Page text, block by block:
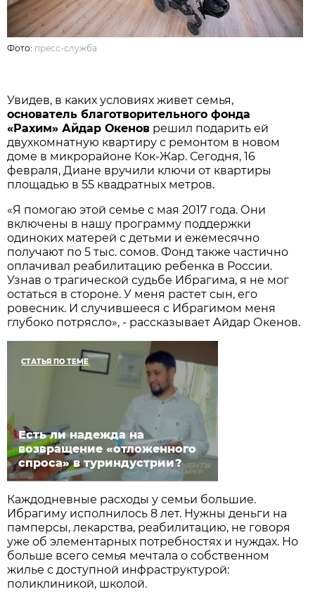
Фото: пресс-служба
Увидев, в каких условиях живет семья,
основатель благотворительного фонда
«Рахим» Айдар Окенов решил подарить ей
двухкомнатную квартиру с ремонтом в новом
доме в микрорайоне Кок-Жар. Сегодня, 16
февраля, Диане вручили ключи от квартиры
площадью в 55 квадратных метров.
«Я помогаю этой семье с мая 2017 года. Они
включены в нашу программу поддержки
одиноких матерей с детьми и ежемесячно
получают по 5 тыс. сомов. Фонд также частично
оплачивал реабилитацию ребенка в России.
Узнав о трагической судьбе Ибрагима, я не мог
остаться в стороне. У меня растет сын, его
ровесник. И случившееся с Ибрагимом меня
глубоко потрясло», - рассказывает Айдар Окенов.
СТАТЬЯ ПО ТЕМЕ
Есть ли надежда на
возвращение «отложенного
спроса» в туриндустрии?
Каждодневные расходы у семьи большие.
Ибрагиму исполнилось 8 лет. Нужны деньги на
памперсы, лекарства, реабилитацию, не говоря
уже об элементарных потребностях и нуждах. Но
больше всего семья мечтала о собственном
жилье с доступной инфраструктурой:
поликлиникой, школой.